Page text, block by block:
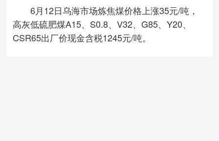
6月12日乌海市场炼焦煤价格上涨35元/吨，
高灰低硫肥煤A15、S0.8、V32、G85、Y20、
CSR65出厂价现金含税1245元/吨。